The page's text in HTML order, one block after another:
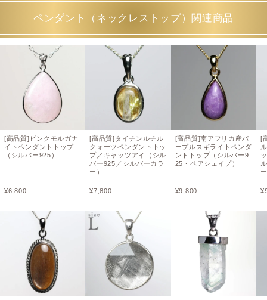
ペンダント（ネックレストップ）関連商品
[高品質]ピンクモルガナ
イトペンダントトップ
（シルバー925）
¥6,800
[高品質]タイチンルチル
クォーツペンダントトッ
プ／キャッツアイ（シル
バー925／シルバーカラ
ー）
¥7,800
[高品質]南アフリカ産パ
ープルスギライトペンダ
ントトップ（シルバー9
25・ペアシェイプ）
¥9,800
[
¥